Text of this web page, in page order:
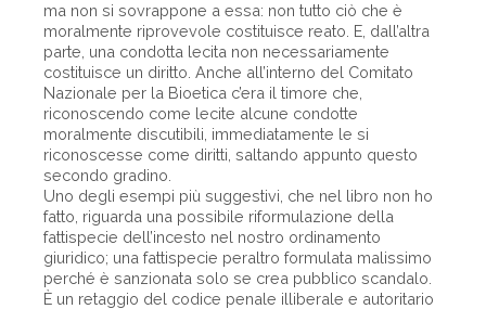
ma non si sovrappone a essa: non tutto ciò che è
moralmente riprovevole costituisce reato. E, dall’altra
parte, una condotta lecita non necessariamente
costituisce un diritto. Anche all’interno del Comitato
Nazionale per la Bioetica c’era il timore che,
riconoscendo come lecite alcune condotte
moralmente discutibili, immediatamente le si
riconoscesse come diritti, saltando appunto questo
secondo gradino.
Uno degli esempi più suggestivi, che nel libro non ho
fatto, riguarda una possibile riformulazione della
fattispecie dell’incesto nel nostro ordinamento
giuridico; una fattispecie peraltro formulata malissimo
perché è sanzionata solo se crea pubblico scandalo.
È un retaggio del codice penale illiberale e autoritario